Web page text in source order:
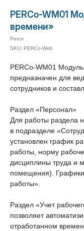
PERCo-WM01
времени»
Perco
SKU: PERCo-Web
PERCo-WM01
предназначен для
сотрудников и
Раздел «Персонал»
Для работы раздела
в подразделе
установлен график
работы, норму
дисциплины труда и
помещения).
работы».
Раздел «Учет
позволяет
отработанном